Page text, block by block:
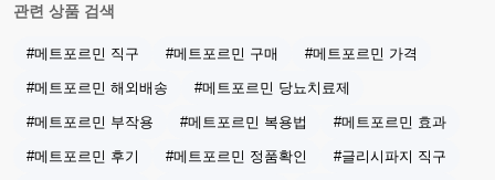
관련 상품 검색
#메트포르민 직구 #메트포르민 구매 #메트포르민 가격
#메트포르민 해외배송 #메트포르민 당뇨치료제
#메트포르민 부작용 #메트포르민 복용법 #메트포르민 효과
#메트포르민 후기 #메트포르민 정품확인 #글리시파지 직구